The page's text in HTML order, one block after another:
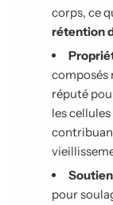
corps, ce
rétention
composés
réputé
les
pour